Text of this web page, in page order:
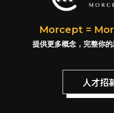
Morcept =
提供更多概念，完整你
人才招